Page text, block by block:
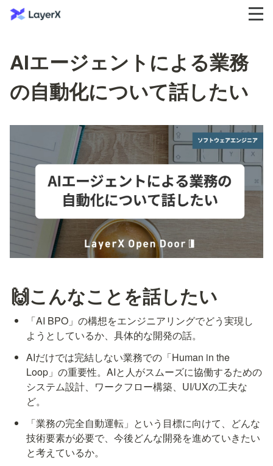
AIエージェントによる業務
の自動化について話したい
🙌こんなことを話したい
「AI BPO」の構想をエンジニアリングでどう実現し
ようとしているか、具体的な開発の話。
AIだけでは完結しない業務での「Human in the
Loop」の重要性。AIと人がスムーズに協働するための
システム設計、ワークフロー構築、UI/UXの工夫な
ど。
「業務の完全自動運転」という目標に向けて、どんな
技術要素が必要で、今後どんな開発を進めていきたい
と考えているか。